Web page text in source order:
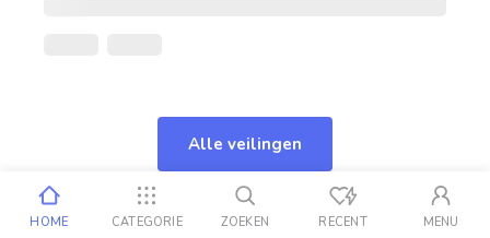
Alle veilingen
HOME CATEGORIE ZOEKEN RECENT MENU